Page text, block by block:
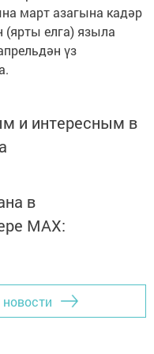
март азагына кадәр
(ярты елга) языла
үз
и интересным в
в
MАХ: